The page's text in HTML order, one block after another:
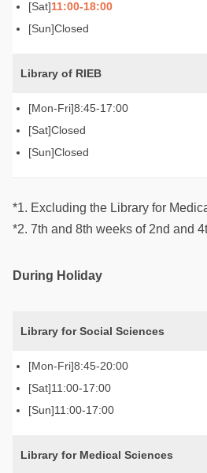
11:00-18:00
Closed
Library of RIEB
8:45-17:00
Closed
Closed
*1. Excluding the Library for
*2. 7th and 8th weeks of 2nd and
During Holiday
Library for Social Sciences
8:45-20:00
11:00-17:00
11:00-17:00
Library for Medical Sciences